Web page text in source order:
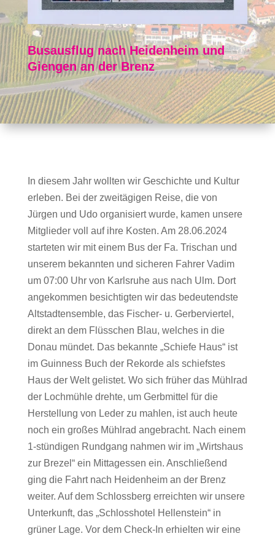
Busausflug nach Heidenheim und
Giengen an der Brenz
In diesem Jahr wollten wir Geschichte und Kultur
erleben. Bei der zweitägigen Reise, die von
Jürgen und Udo organisiert wurde, kamen unsere
Mitglieder voll auf ihre Kosten. Am 28.06.2024
starteten wir mit einem Bus der Fa. Trischan und
unserem bekannten und sicheren Fahrer Vadim
um 07:00 Uhr von Karlsruhe aus nach Ulm. Dort
angekommen besichtigten wir das bedeutendste
Altstadtensemble, das Fischer- u. Gerberviertel,
direkt an dem Flüsschen Blau, welches in die
Donau mündet. Das bekannte „Schiefe Haus“ ist
im Guinness Buch der Rekorde als schiefstes
Haus der Welt gelistet. Wo sich früher das Mühlrad
der Lochmühle drehte, um Gerbmittel für die
Herstellung von Leder zu mahlen, ist auch heute
noch ein großes Mühlrad angebracht. Nach einem
1-stündigen Rundgang nahmen wir im „Wirtshaus
zur Brezel“ ein Mittagessen ein. Anschließend
ging die Fahrt nach Heidenheim an der Brenz
weiter. Auf dem Schlossberg erreichten wir unsere
Unterkunft, das „Schlosshotel Hellenstein“ in
grüner Lage. Vor dem Check-In erhielten wir eine